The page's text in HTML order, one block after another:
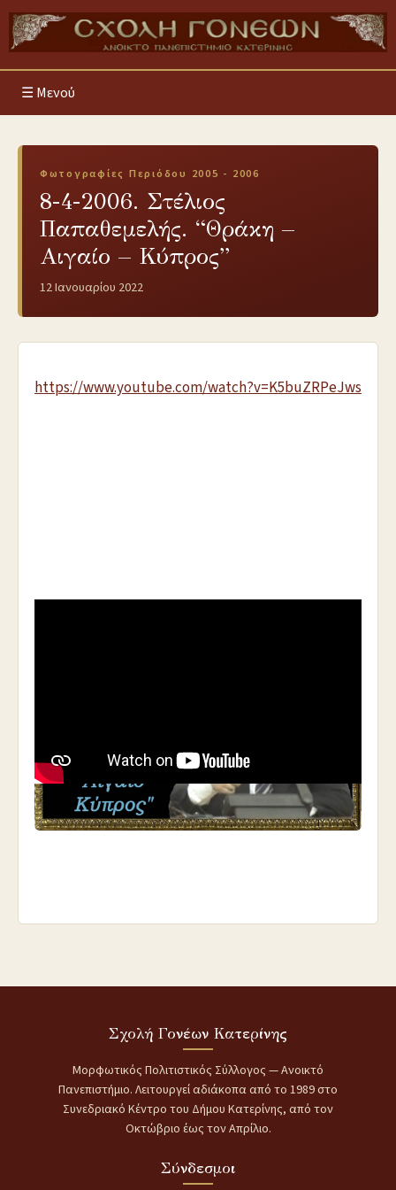
Μενού
Φωτογραφίες Περιόδου 2005 - 2006
8-4-2006. Στέλιος
Παπαθεμελής. “Θράκη –
Αιγαίο – Κύπρος”
12 Ιανουαρίου 2022
https://www.youtube.com/watch?v=K5buZRPeJws
Σχολή Γονέων Κατερίνης
Μορφωτικός Πολιτιστικός Σύλλογος — Ανοικτό
Πανεπιστήμιο. Λειτουργεί αδιάκοπα από το 1989 στο
Συνεδριακό Κέντρο του Δήμου Κατερίνης, από τον
Οκτώβριο έως τον Απρίλιο.
Σύνδεσμοι